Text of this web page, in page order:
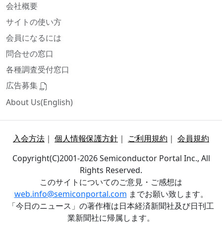
会社概要
サイトの使い方
会員になるには
問合せの窓口
各種調査受付窓口
広告募集
About Us(English)
入会方法 ｜ 個人情報保護方針 ｜ ご利用規約 ｜ 会員規約
Copyright(C)2001-2026 Semiconductor Portal Inc., All
Rights Reserved.
このサイトについてのご意見・ご感想は
web.info@semiconportal.com までお願い致します。
「今日のニュース」の著作権は日本経済新聞社及び日刊工
業新聞社に帰属します。